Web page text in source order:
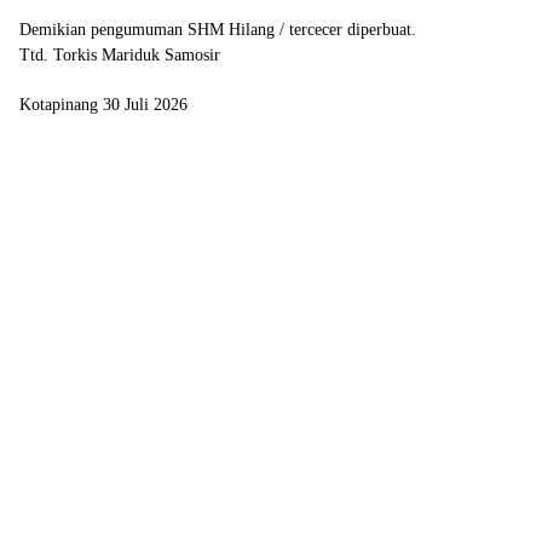
Demikian pengumuman SHM Hilang / tercecer diperbuat.
Ttd. Torkis Mariduk Samosir
Kotapinang 30 Juli 2026